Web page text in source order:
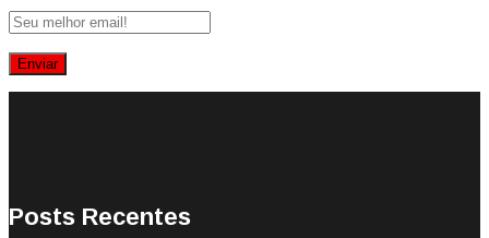
Posts Recentes